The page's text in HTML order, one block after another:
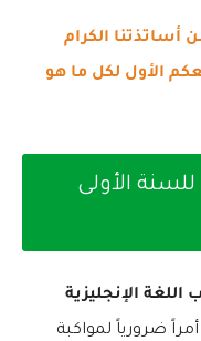
أساتذتنا الكرام
الأول لكل ما هو
للسنة الأولى
اللغة الإنجليزية
ضرورياً لمواكبة